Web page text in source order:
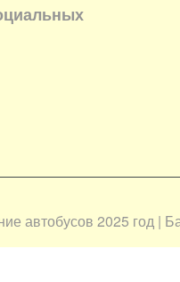
автобусов 2025 год |